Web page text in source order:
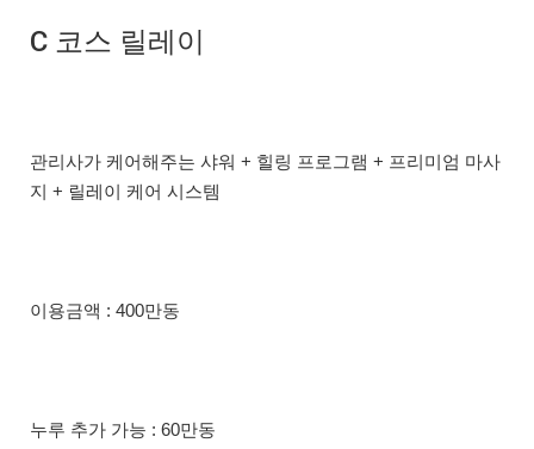
C 코스 릴레이
관리사가 케어해주는 샤워 + 힐링 프로그램 + 프리미엄 마사
지 + 릴레이 케어 시스템
이용금액 : 400만동
누루 추가 가능 : 60만동